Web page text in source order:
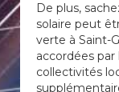
De plus,
solaire peut
verte à Saint-
accordées
collectivités